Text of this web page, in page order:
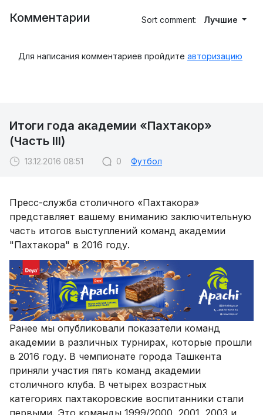
Комментарии Sort comment: Лучшие
Для написания комментариев пройдите авторизацию
Итоги года академии «Пахтакор»
(Часть III)
13.12.2016 08:51 0 Футбол
Пресс-служба столичного «Пахтакора»
представляет вашему вниманию заключительную
часть итогов выступлений команд академии
"Пахтакора" в 2016 году.
Ранее мы опубликовали показатели команд
академии в различных турнирах, которые прошли
в 2016 году. В чемпионате города Ташкента
приняли участия пять команд академии
столичного клуба. В четырех возрастных
категориях пахтакоровские воспитанники стали